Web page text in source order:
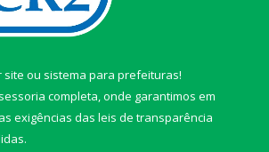
site ou sistema para prefeituras!
completa, onde garantimos em
exigências das leis de transparência